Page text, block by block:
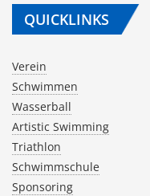
QUICKLINKS
Verein
Schwimmen
Wasserball
Artistic Swimming
Triathlon
Schwimmschule
Sponsoring